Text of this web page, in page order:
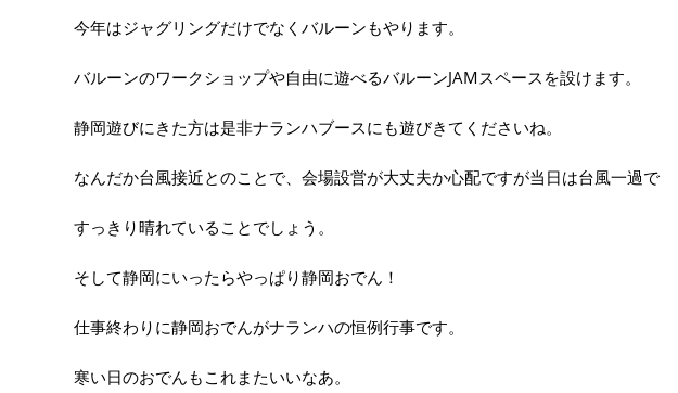
今年はジャグリングだけでなくバルーンもやります。
バルーンのワークショップや自由に遊べるバルーンJAMスペースを設けます。
静岡遊びにきた方は是非ナランハブースにも遊びきてくださいね。
なんだか台風接近とのことで、会場設営が大丈夫か心配ですが当日は台風一過で
すっきり晴れていることでしょう。
そして静岡にいったらやっぱり静岡おでん！
仕事終わりに静岡おでんがナランハの恒例行事です。
寒い日のおでんもこれまたいいなあ。